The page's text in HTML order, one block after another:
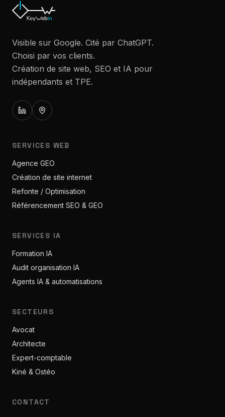
Visible sur Google. Cité par ChatGPT.
Choisi par vos clients.
Création de site web, SEO et IA pour
indépendants et TPE.
SERVICES WEB
Agence GEO
Création de site internet
Refonte / Optimisation
Référencement SEO & GEO
SERVICES IA
Formation IA
Audit organisation IA
Agents IA & automatisations
SECTEURS
Avocat
Architecte
Expert-comptable
Kiné & Ostéo
CONTACT